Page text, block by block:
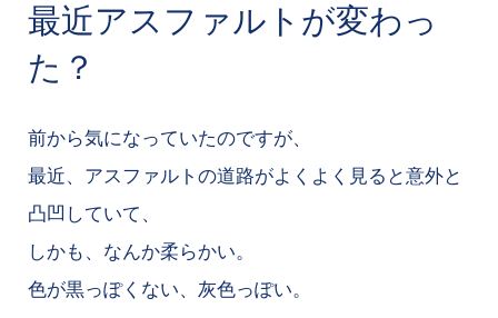
最近アスファルトが変わっ
た？
前から気になっていたのですが、
最近、アスファルトの道路がよくよく見ると意外と
凸凹していて、
しかも、なんか柔らかい。
色が黒っぽくない、灰色っぽい。